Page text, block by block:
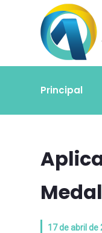
Principal
17 de abril de